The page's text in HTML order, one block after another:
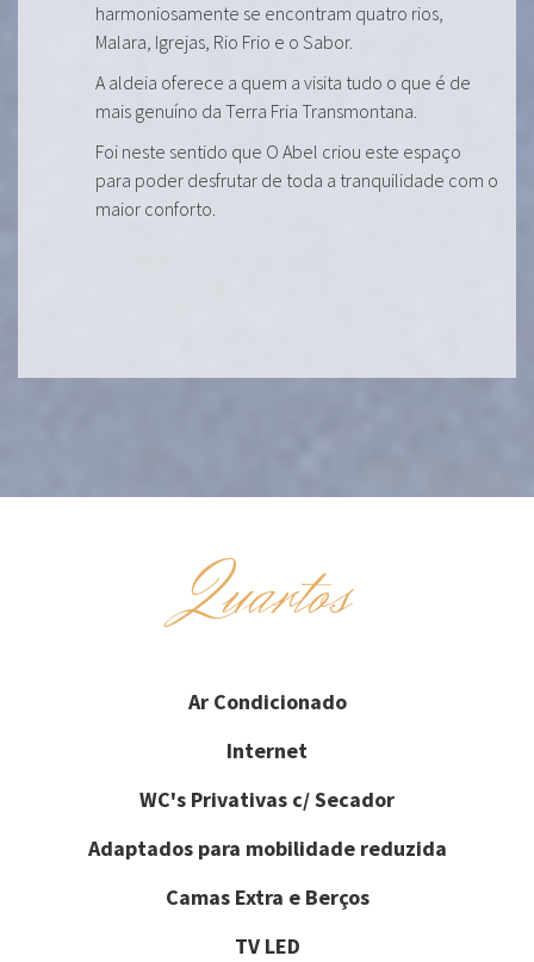
harmoniosamente se encontram quatro rios,
Malara, Igrejas, Rio Frio e o Sabor.
A aldeia oferece a quem a visita tudo o que é de
mais genuíno da Terra Fria Transmontana.
Foi neste sentido que O Abel criou este espaço
para poder desfrutar de toda a tranquilidade com o
maior conforto.
Quartos
Ar Condicionado
Internet
WC's Privativas c/ Secador
Adaptados para mobilidade reduzida
Camas Extra e Berços
TV LED